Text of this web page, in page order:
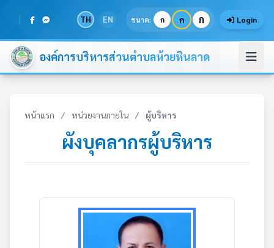
TH EN ขนาด: ก ก ก Login
องค์การบริหารส่วนตำบลห้วยหินลาด
หน้าแรก / หน่วยงานภายใน / ผู้บริหาร
ผังบุคลากรผู้บริหาร